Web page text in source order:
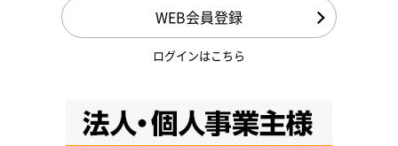
WEB会員登録
ログインはこちら